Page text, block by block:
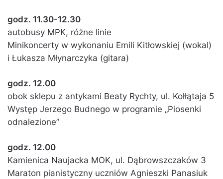
godz. 11.30-12.30
autobusy MPK, różne linie
Minikoncerty w wykonaniu Emili Kitłowskiej (wokal)
i Łukasza Młynarczyka (gitara)
godz. 12.00
obok sklepu z antykami Beaty Rychty, ul. Kołłątaja 5
Występ Jerzego Budnego w programie „Piosenki
odnalezione”
godz. 12.00
Kamienica Naujacka MOK, ul. Dąbrowszczaków 3
Maraton pianistyczny uczniów Agnieszki Panasiuk